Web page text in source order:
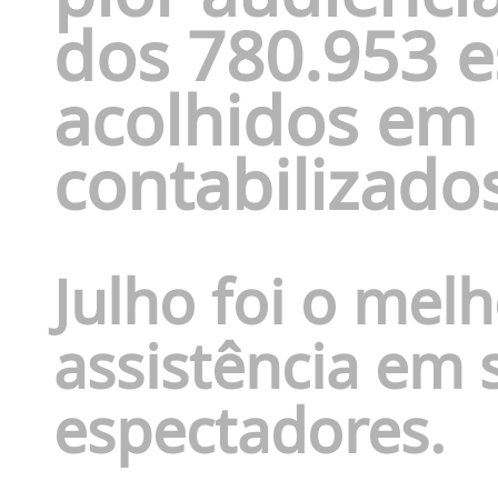
dos 780.953
acolhidos
Julho foi o
assistência em
espectadores.